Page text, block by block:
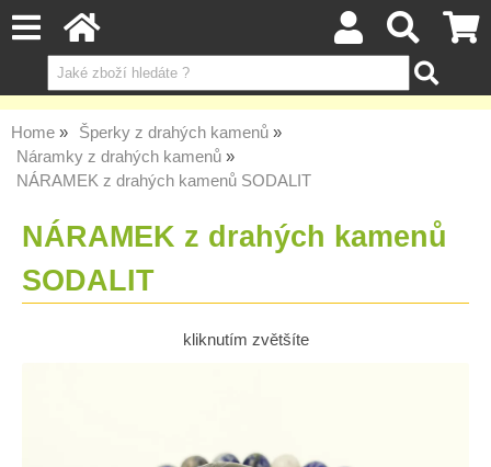
Home
Šperky z drahých kamenů
Náramky z drahých kamenů
NÁRAMEK z drahých kamenů SODALIT
NÁRAMEK z drahých kamenů
SODALIT
kliknutím zvětšíte